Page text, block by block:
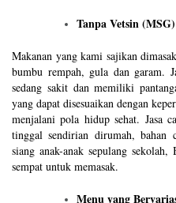
Tanpa Vetsin (MSG)
Makanan yang kami sajikan
bumbu rempah, gula dan garam.
sedang sakit dan memiliki
yang dapat disesuaikan dengan
menjalani pola hidup sehat. Jasa
tinggal sendirian dirumah, bahan
siang anak-anak sepulang
sempat untuk memasak.
Menu yang